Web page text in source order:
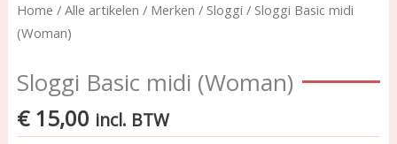
Home / Alle artikelen / Merken / Sloggi / Sloggi Basic midi
(Woman)
Sloggi Basic midi (Woman)
€15,00 incl. BTW